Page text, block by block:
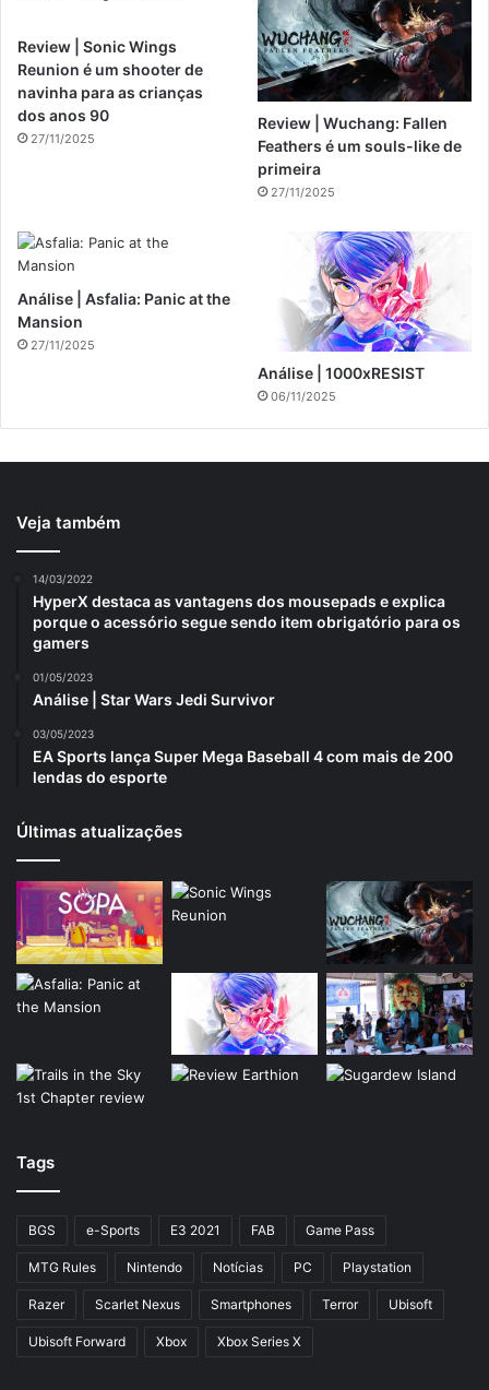
Review | Sonic Wings
Reunion é um shooter de
navinha para as crianças
dos anos 90
27/11/2025
Review | Wuchang: Fallen
Feathers é um souls-like de
primeira
27/11/2025
Análise | Asfalia: Panic at the
Mansion
27/11/2025
Análise | 1000xRESIST
06/11/2025
Veja também
14/03/2022
HyperX destaca as vantagens dos mousepads e explica
porque o acessório segue sendo item obrigatório para os
gamers
01/05/2023
Análise | Star Wars Jedi Survivor
03/05/2023
EA Sports lança Super Mega Baseball 4 com mais de 200
lendas do esporte
Últimas atualizações
Tags
BGS e-Sports E3 2021 FAB Game Pass
MTG Rules Nintendo Notícias PC Playstation
Razer Scarlet Nexus Smartphones Terror Ubisoft
Ubisoft Forward Xbox Xbox Series X